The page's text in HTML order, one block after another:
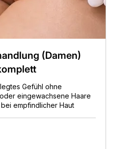
(Damen)
Gefühl ohne
eingewachsene Haare
empfindlicher Haut